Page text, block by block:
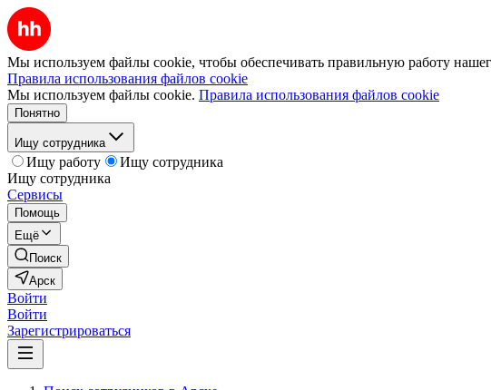
Мы используем файлы cookie, чтобы обеспечивать правильную работу
Правила использования файлов cookie
Мы используем файлы cookie. Правила использования файлов cookie
Понятно
Ищу сотрудника
Ищу работу
Ищу сотрудника
Ищу сотрудника
Сервисы
Помощь
Ещё
Поиск
Арск
Войти
Войти
Зарегистрироваться